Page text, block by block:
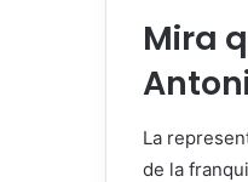
Mira
La
de la